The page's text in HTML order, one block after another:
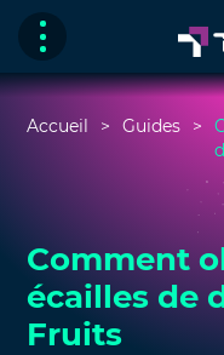
Accueil Guides
Comment
écailles de
Fruits